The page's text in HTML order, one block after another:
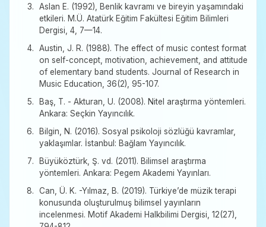
Aslan E. (1992), Benlik kavramı ve bireyin yaşamındaki
etkileri. M.Ü. Atatürk Eğitim Fakültesi Eğitim Bilimleri
Dergisi, 4, 7—14.
Austin, J. R. (1988). The effect of music contest format
on self-concept, motivation, achievement, and attitude
of elementary band students. Journal of Research in
Music Education, 36(2), 95-107.
Baş, T. - Akturan, U. (2008). Nitel araştırma yöntemleri.
Ankara: Seçkin Yayıncılık.
Bilgin, N. (2016). Sosyal psikoloji sözlüğü kavramlar,
yaklaşımlar. İstanbul: Bağlam Yayıncılık.
Büyüköztürk, Ş. vd. (2011). Bilimsel araştırma
yöntemleri. Ankara: Pegem Akademi Yayınları.
Can, Ü. K. -Yılmaz, B. (2019). Türkiye’de müzik terapi
konusunda oluşturulmuş bilimsel yayınların
incelenmesi. Motif Akademi Halkbilimi Dergisi, 12(27),